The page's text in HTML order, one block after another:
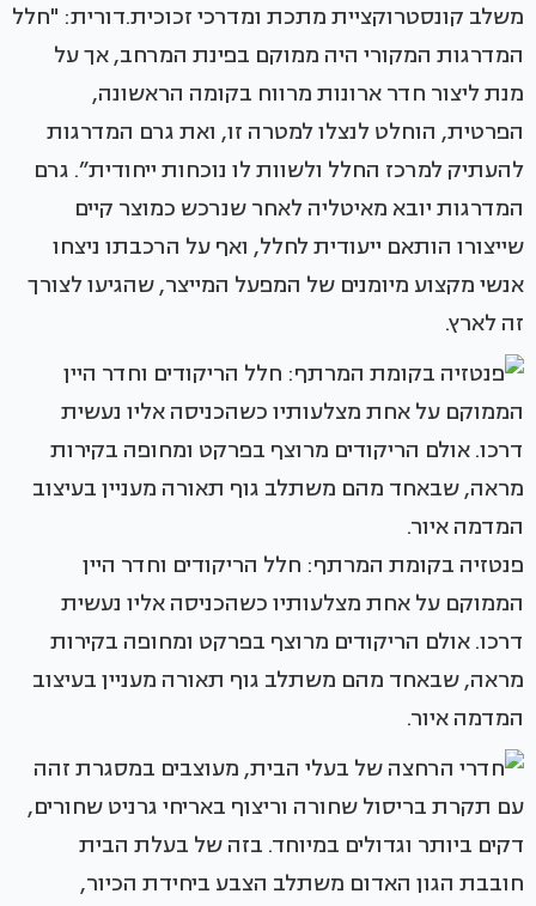
משלב קונסטרוקציית מתכת ומדרכי זכוכית.דורית: "חלל
המדרגות המקורי היה ממוקם בפינת המרחב, אך על
מנת ליצור חדר ארונות מרווח בקומה הראשונה,
הפרטית, הוחלט לנצלו למטרה זו, ואת גרם המדרגות
להעתיק למרכז החלל ולשוות לו נוכחות ייחודית”. גרם
המדרגות יובא מאיטליה לאחר שנרכש כמוצר קיים
שייצורו הותאם ייעודית לחלל, ואף על הרכבתו ניצחו
אנשי מקצוע מיומנים של המפעל המייצר, שהגיעו לצורך
זה לארץ.
פנטזיה בקומת המרתף: חלל הריקודים וחדר היין
הממוקם על אחת מצלעותיו כשהכניסה אליו נעשית
דרכו. אולם הריקודים מרוצף בפרקט ומחופה בקירות
מראה, שבאחד מהם משתלב גוף תאורה מעניין בעיצוב
המדמה איור.